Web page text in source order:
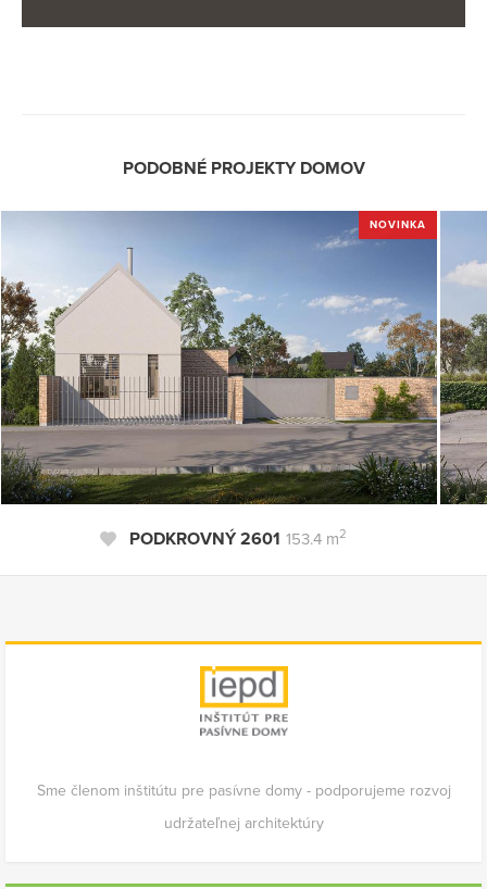
PODOBNÉ PROJEKTY DOMOV
NOVINKA
PODKROVNÝ 2601 153.4 m2
Sme členom inštitútu pre pasívne domy - podporujeme rozvoj
udržateľnej architektúry